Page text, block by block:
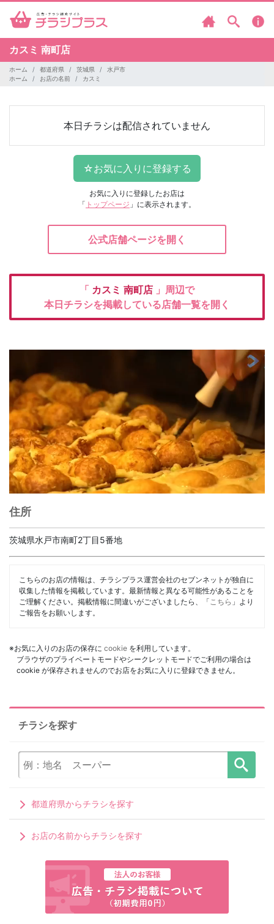
カスミ 南町店
ホーム 都道府県 茨城県
水戸市
ホーム
お店の名前 カスミ
本日チラシは配信されていません
お気に入りに登録したお店は
「 トップページ 」に表示されます。
公式店舗ページを開く
「 カスミ 南町店 」周辺で
本日チラシを掲載している店舗一覧を開く
住所
茨城県水戸市南町2丁目5番地
こちらのお店の情報は、チラシプラス運営会社のセブンネットが独自に
収集した情報を掲載しています。最新情報と異なる可能性があることを
ご理解ください。掲載情報に間違いがございましたら、「 こちら 」より
ご報告をお願いします。
※お気に入りのお店の保存に cookie を利用しています。
ブラウザのプライベートモードやシークレットモードでご利用の場合は
cookie が保存されませんのでお店をお気に入りに登録できません。
チラシを探す
都道府県からチラシを探す
お店の名前からチラシを探す